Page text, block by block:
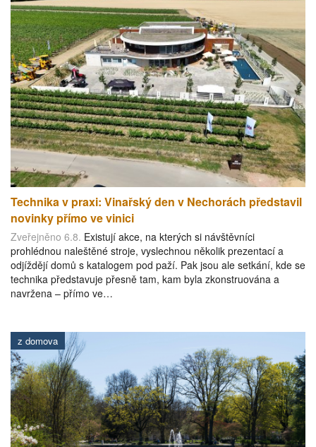
Technika v praxi: Vinařský den v Nechorách představil
novinky přímo ve vinici
Zveřejněno 6.8. Existují akce, na kterých si návštěvníci
prohlédnou naleštěné stroje, vyslechnou několik prezentací a
odjíždějí domů s katalogem pod paží. Pak jsou ale setkání, kde se
technika představuje přesně tam, kam byla zkonstruována a
navržena – přímo ve…
z domova